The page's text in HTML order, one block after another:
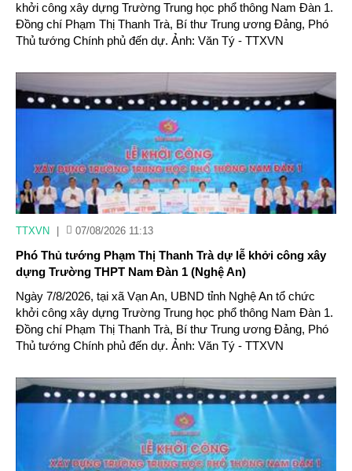
khởi công xây dựng Trường Trung học phổ thông Nam Đàn 1.
Đồng chí Phạm Thị Thanh Trà, Bí thư Trung ương Đảng, Phó
Thủ tướng Chính phủ đến dự. Ảnh: Văn Tý - TTXVN
TTXVN 07/08/2026 11:13
Phó Thủ tướng Phạm Thị Thanh Trà dự lễ khởi công xây
dựng Trường THPT Nam Đàn 1 (Nghệ An)
Ngày 7/8/2026, tại xã Vạn An, UBND tỉnh Nghệ An tổ chức
khởi công xây dựng Trường Trung học phổ thông Nam Đàn 1.
Đồng chí Phạm Thị Thanh Trà, Bí thư Trung ương Đảng, Phó
Thủ tướng Chính phủ đến dự. Ảnh: Văn Tý - TTXVN